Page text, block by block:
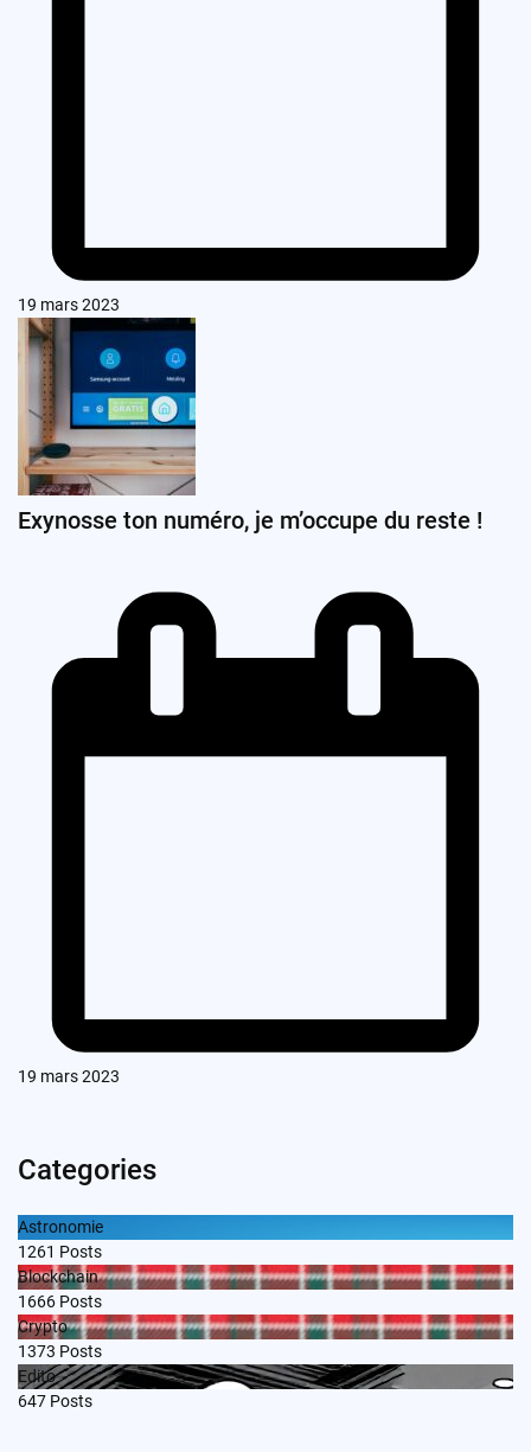
19 mars 2023
Exynosse ton numéro, je m’occupe du reste !
19 mars 2023
Categories
Astronomie
1261 Posts
Blockchain
1666 Posts
Crypto
1373 Posts
Edito
647 Posts